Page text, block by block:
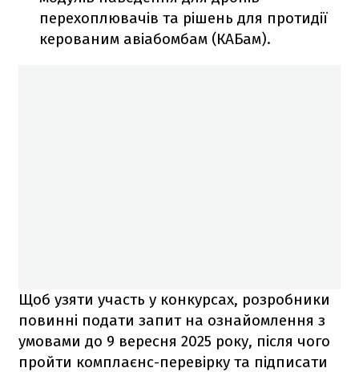
перехоплювачів та рішень для протидії
керованим авіабомбам (КАБам).
Щоб узяти участь у конкурсах, розробники
повинні подати запит на ознайомлення з
умовами до 9 вересня 2025 року, після чого
пройти комплаєнс-перевірку та підписати